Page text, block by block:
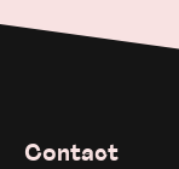
Contact